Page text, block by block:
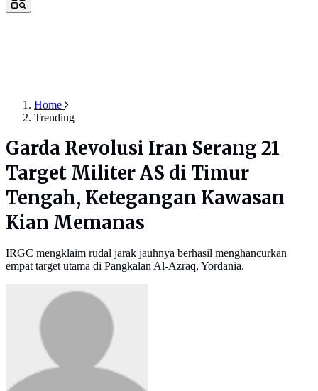
Home
Trending
Garda Revolusi Iran Serang 21
Target Militer AS di Timur
Tengah, Ketegangan Kawasan
Kian Memanas
IRGC mengklaim rudal jarak jauhnya berhasil menghancurkan
empat target utama di Pangkalan Al-Azraq, Yordania.